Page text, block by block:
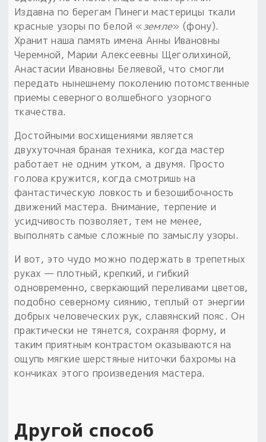
Издавна по берегам Пинеги мастерицы ткали
красные узоры по белой «земле» (фону).
Хранит наша память имена Анны Ивановны
Черемной, Марии Алексеевны Щеголихиной,
Анастасии Ивановны Беляевой, что смогли
передать нынешнему поколению потомственные
приемы северного волшебного узорного
ткачества.
Достойными восхищениями является
двухуточная браная техника, когда мастер
работает не одним утком, а двумя. Просто
голова кружится, когда смотришь на
фантастическую ловкость и безошибочность
движений мастера. Внимание, терпение и
усидчивость позволяет, тем не менее,
выполнять самые сложные по замыслу узоры.
И вот, это чудо можно подержать в трепетных
руках — плотный, крепкий, и гибкий
одновременно, сверкающий переливами цветов,
подобно северному сиянию, теплый от энергии
добрых человеческих рук, славянский пояс. Он
практически не тянется, сохраняя форму, и
таким приятным контрастом оказываются на
ощупь мягкие шерстяные ниточки бахромы на
кончиках этого произведения мастера.
Другой способ